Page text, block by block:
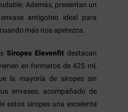
Además, presentan un
antigoteo ideal para
más nos apetezca.
Siropes Elevenfit destacan
en formatos de 425 ml,
la mayoría de siropes sin
envases, acompañado de
estos siropes una excelente